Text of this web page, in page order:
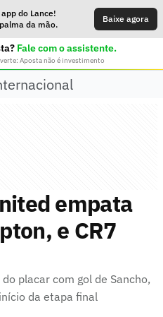
do Lance!
da mão.
Baixe agora
Fale com o assistente.
Aposta não é investimento
empata
e CR7
placar com gol de Sancho,
da etapa final